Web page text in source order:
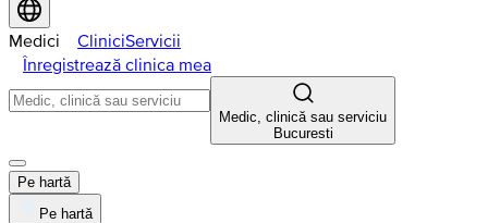
Medici CliniciServicii
Înregistrează clinica mea
Medic, clinică sau serviciu
Bucuresti
Pe hartă
Pe hartă